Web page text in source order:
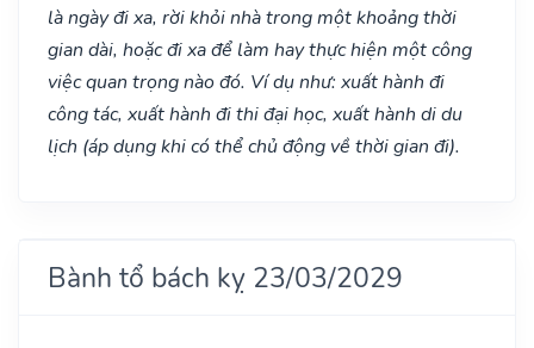
là ngày đi xa, rời khỏi nhà trong một khoảng thời
gian dài, hoặc đi xa để làm hay thực hiện một công
việc quan trọng nào đó. Ví dụ như: xuất hành đi
công tác, xuất hành đi thi đại học, xuất hành di du
lịch (áp dụng khi có thể chủ động về thời gian đi).
Bành tổ bách kỵ 23/03/2029